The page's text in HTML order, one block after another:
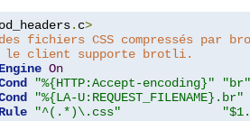
. c>
fichiers CSS compressés
client supporte brotli.
On
"%{HTTP:Accept-encoding}"
"br"
"%{LA-U:REQUEST_FILENAME}.br"
"^(.*)\.css"